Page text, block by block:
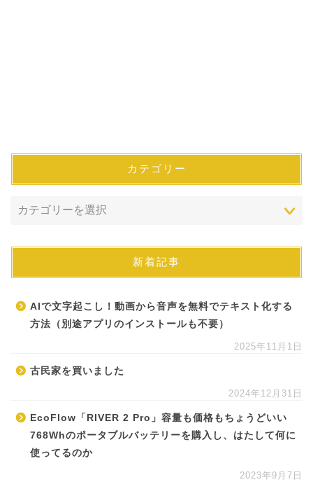
カテゴリー
新着記事
AIで文字起こし！動画から音声を無料でテキスト化する
方法（別途アプリのインストールも不要）
2025年11月1日
古民家を買いました
2024年12月31日
EcoFlow「RIVER 2 Pro」容量も価格もちょうどいい
768Whのポータブルバッテリーを購入し、はたして何に
使ってるのか
2023年9月7日